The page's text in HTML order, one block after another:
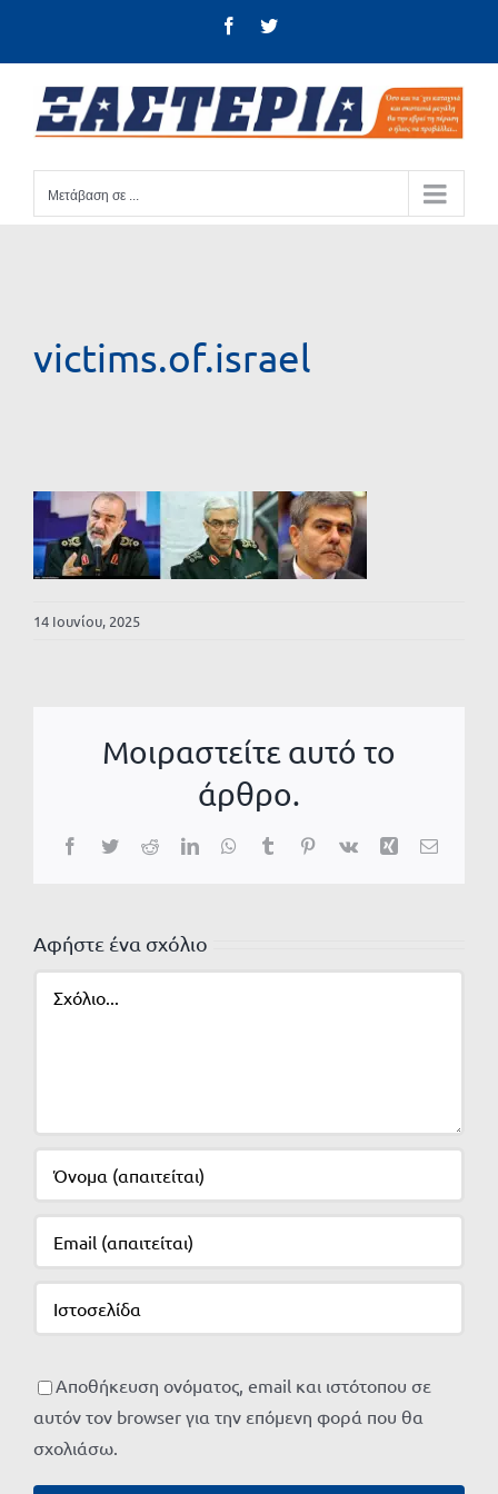
FacebookTwitter
Μετάβαση σε ...
victims.of.israel
14 Ιουνίου, 2025
Μοιραστείτε αυτό το
άρθρο.
Facebook
TwitterRedditLinkedInWhatsApp
TumblrPinterest
Vk Xing Email
Αφήστε ένα σχόλιο
Αποθήκευση ονόματος, email και ιστότοπου σε
αυτόν τον browser για την επόμενη φορά που θα
σχολιάσω.